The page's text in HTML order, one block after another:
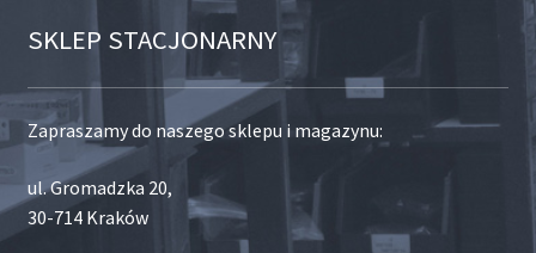
SKLEP STACJONARNY
Zapraszamy do naszego sklepu i magazynu:
ul. Gromadzka 20,
30-714 Kraków